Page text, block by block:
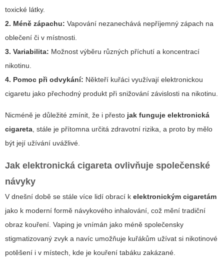
toxické látky.
2. Méně zápachu: Vapování nezanechává nepříjemný zápach na
oblečení či v místnosti.
3. Variabilita: Možnost výběru různých příchutí a koncentrací
nikotinu.
4. Pomoc při odvykání: Někteří kuřáci využívají elektronickou
cigaretu jako přechodný produkt při snižování závislosti na nikotinu.
Nicméně je důležité zmínit, že i přesto jak funguje elektronická
cigareta , stále je přítomna určitá zdravotní rizika, a proto by mělo
být její užívání uvážlivé.
Jak elektronická cigareta ovlivňuje společenské
návyky
V dnešní době se stále více lidí obrací k elektronickým cigaretám
jako k moderní formě návykového inhalování, což mění tradiční
obraz kouření. Vaping je vnímán jako méně společensky
stigmatizovaný zvyk a navíc umožňuje kuřákům užívat si nikotinové
potěšení i v místech, kde je kouření tabáku zakázané.